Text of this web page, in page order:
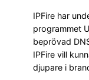
IPFire har
programmet
beprövad
IPFire vill
djupare i